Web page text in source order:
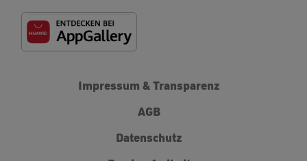
Impressum & Transparenz
AGB
Datenschutz